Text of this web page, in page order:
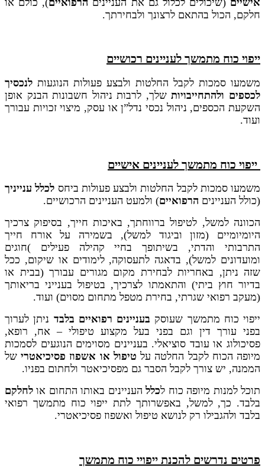
חלקם, הכול בהתאם לרצונך ולבחירתך.
ייפוי כוח מתמשך לעניינים רכושיים
משמעו סמכות לקבל החלטות ולבצע פעולות הנוגעות לנכסיך
לכספים ולהתחייבויותשלך, לרבות ניהול חשבונות הבנק אופן
השקעת הכספים, ניהול נכסי נדל”ן או עסק, מיצוי זכויות עבורך
ועוד.
ייפוי כוח מתמשך לעניינים אישיים
משמעו סמכות לקבל החלטות ולבצע פעולות ביחס לכלל ענייניך
(כולל העניינים הרפואיים) ולמעט העניינים הרכושיים.
הכוונה למשל, לטיפול ברווחתך, באיכות חייך, בסיפוק צרכיך
היומיומיים (מזון וביגוד למשל), בשמירה על אורח חייך
התרבותי והדתי, בשיתופך בחיי קהילה פעילים )חוגים
ומועדונים למשל), בדאגה לתעסוקה, לימודים או שיקום, ככל
שזה ניתן, באחריות לבחירת מקום מגורים עבורך (בבית או
בדיור חוץ ביתי) והתאמתו לצרכיך, בטיפול בענייני בריאותך
(מעקב רפואי שגרתי, בחירת מטפל מתחום מסוים) ועוד.
ייפוי כוח מתמשך שעוסק בעניינים רפואיים בלבד ניתן לערוך
בפני עורך דין וגם בפני בעל מקצוע טיפולי – אח, רופא,
פסיכולוג או עובד סוציאלי. בעניינים מסוימים הנוגעים לסמכות
מיופה הכוח לקבל החלטה על טיפול או אשפוז פסיכיאטרישל
הממנה, יש צורך לקבל הסבר גם מפסיכיאטר ולחתום בפניו.
תוכל למנות מיופה כוח לכללהעניינים באותו התחום או לחלקם
בלבד. כך, למשל, באפשרותך לתת ייפוי כוח מתמשך רפואי
בלבד ולהגבילו רק לנושא טיפול ואשפוז פסיכיאטרי.
פרטים נדרשים להכנת ייפויי כוח מתמשך